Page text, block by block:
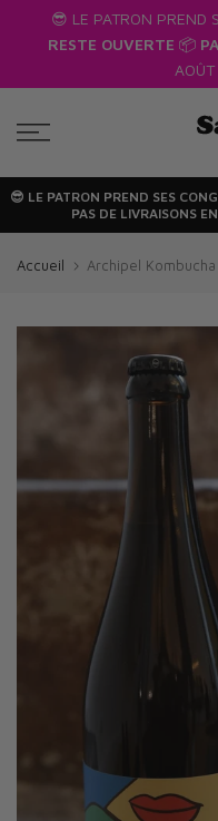
Passer
texte
😎 LE PATRON PREND
RESTE OUVERTE 📦
😎 LE PATRON PREND SES
PAS DE LIVRAISONS
Accueil Archipel